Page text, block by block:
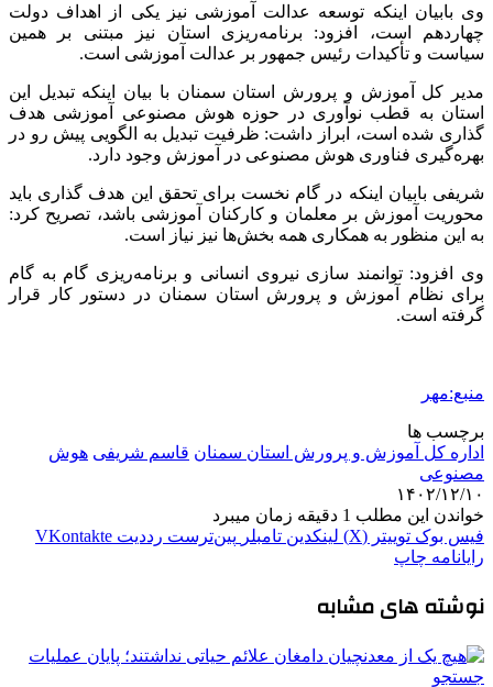
وی بابیان اینکه توسعه عدالت آموزشی نیز یکی از اهداف دولت
چهاردهم است، افزود: برنامه‌ریزی استان نیز مبتنی بر همین
سیاست و تأکیدات رئیس جمهور بر عدالت آموزشی است.
مدیر کل آموزش و پرورش استان سمنان با بیان اینکه تبدیل این
استان به قطب نوآوری در حوزه هوش مصنوعی آموزشی هدف
گذاری شده است، ابراز داشت: ظرفیت تبدیل به الگویی پیش رو در
بهره‌گیری فناوری هوش مصنوعی در آموزش وجود دارد.
شریفی بابیان اینکه در گام نخست برای تحقق این هدف گذاری باید
محوریت آموزش بر معلمان و کارکنان آموزشی باشد، تصریح کرد:
به این منظور به همکاری همه بخش‌ها نیز نیاز است.
وی افزود: توانمند سازی نیروی انسانی و برنامه‌ریزی گام به گام
برای نظام آموزش و پرورش استان سمنان در دستور کار قرار
گرفته است.
منبع:مهر
برچسب ها
اداره کل آموزش و پرورش استان سمنان قاسم شریفی هوش
مصنوعی
۱۴۰۲/۱۲/۱۰
خواندن این مطلب 1 دقیقه زمان میبرد
فیس بوک توییتر (X) لینکدین ‫تامبلر ‫پین‌ترست ‫رددیت ‫VKontakte
رایانامه چاپ
نوشته های مشابه